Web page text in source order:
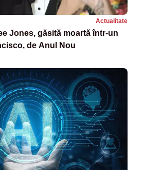
Actualitate
Jones, găsită moartă într-un
de Anul Nou